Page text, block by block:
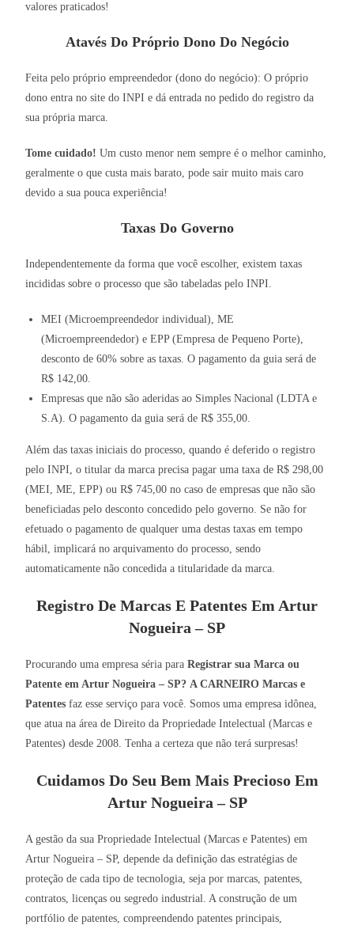
valores praticados!
Atavés Do Próprio Dono Do Negócio
Feita pelo próprio empreendedor (dono do negócio): O próprio
dono entra no site do INPI e dá entrada no pedido do registro da
sua própria marca.
Tome cuidado! Um custo menor nem sempre é o melhor caminho,
geralmente o que custa mais barato, pode sair muito mais caro
devido a sua pouca experiência!
Taxas Do Governo
Independentemente da forma que você escolher, existem taxas
incididas sobre o processo que são tabeladas pelo INPI.
MEI (Microempreendedor individual), ME
(Microempreendedor) e EPP (Empresa de Pequeno Porte),
desconto de 60% sobre as taxas. O pagamento da guia será de
R$ 142,00.
Empresas que não são aderidas ao Simples Nacional (LDTA e
S.A). O pagamento da guia será de R$ 355,00.
Além das taxas iniciais do processo, quando é deferido o registro
pelo INPI, o titular da marca precisa pagar uma taxa de R$ 298,00
(MEI, ME, EPP) ou R$ 745,00 no caso de empresas que não são
beneficiadas pelo desconto concedido pelo governo. Se não for
efetuado o pagamento de qualquer uma destas taxas em tempo
hábil, implicará no arquivamento do processo, sendo
automaticamente não concedida a titularidade da marca.
Registro De Marcas E Patentes Em Artur
Nogueira – SP
Procurando uma empresa séria paraRegistrar sua Marca ou
Patente em Artur Nogueira – SP? A CARNEIRO Marcas e
Patentes faz esse serviço para você. Somos uma empresa idônea,
que atua na área de Direito da Propriedade Intelectual (Marcas e
Patentes) desde 2008. Tenha a certeza que não terá surpresas!
Cuidamos Do Seu Bem Mais Precioso Em
Artur Nogueira – SP
A gestão da sua Propriedade Intelectual (Marcas e Patentes) em
Artur Nogueira – SP, depende da definição das estratégias de
proteção de cada tipo de tecnologia, seja por marcas, patentes,
contratos, licenças ou segredo industrial. A construção de um
portfólio de patentes, compreendendo patentes principais,